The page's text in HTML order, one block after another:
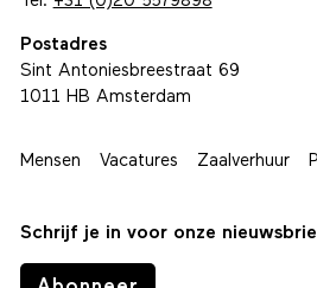
1012 CR Amsterdam
Postadres
Sint Antoniesbreestraat 69
Schrijf je in voor onze nieuwsbrief